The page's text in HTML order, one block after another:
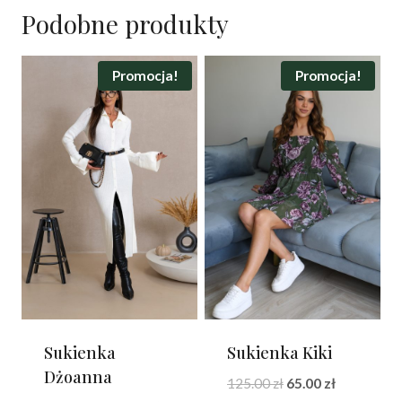
Podobne produkty
Promocja!
Sukienka
Dżoanna
Promocja!
Sukienka Kiki
125.00zł Pierwotna
65.00 złAktualna